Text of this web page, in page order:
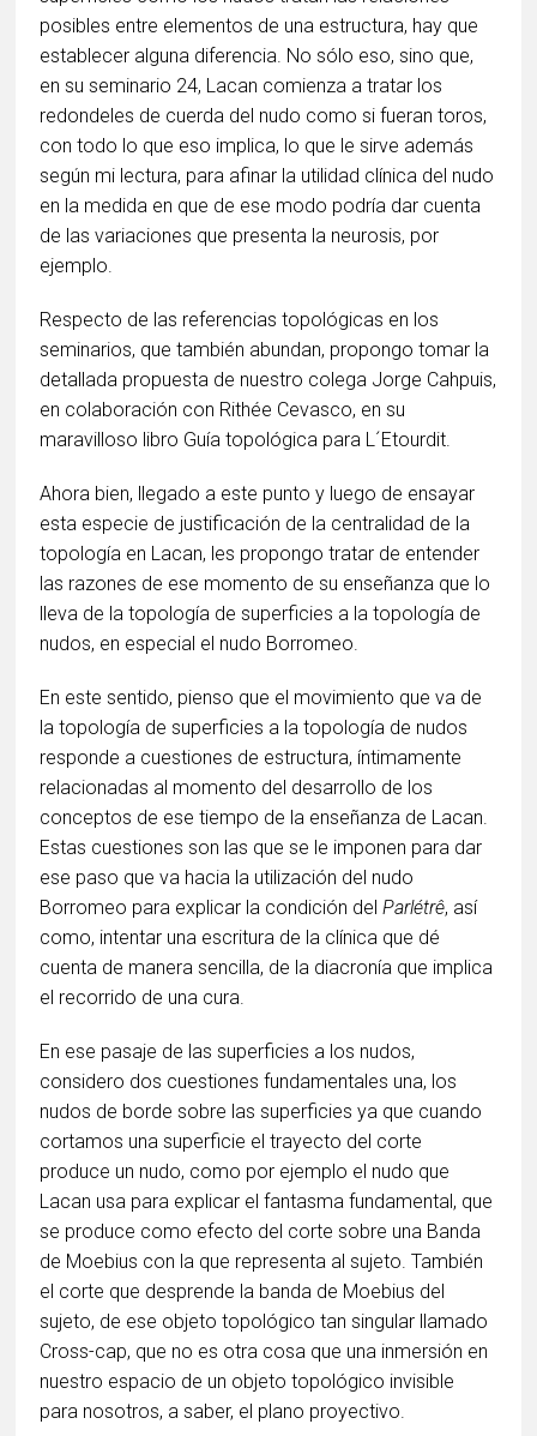
posibles entre elementos de una estructura, hay que
establecer alguna diferencia. No sólo eso, sino que,
en su seminario 24, Lacan comienza a tratar los
redondeles de cuerda del nudo como si fueran toros,
con todo lo que eso implica, lo que le sirve además
según mi lectura, para afinar la utilidad clínica del nudo
en la medida en que de ese modo podría dar cuenta
de las variaciones que presenta la neurosis, por
ejemplo.
Respecto de las referencias topológicas en los
seminarios, que también abundan, propongo tomar la
detallada propuesta de nuestro colega Jorge Cahpuis,
en colaboración con Rithée Cevasco, en su
maravilloso libro Guía topológica para L´Etourdit.
Ahora bien, llegado a este punto y luego de ensayar
esta especie de justificación de la centralidad de la
topología en Lacan, les propongo tratar de entender
las razones de ese momento de su enseñanza que lo
lleva de la topología de superficies a la topología de
nudos, en especial el nudo Borromeo.
En este sentido, pienso que el movimiento que va de
la topología de superficies a la topología de nudos
responde a cuestiones de estructura, íntimamente
relacionadas al momento del desarrollo de los
conceptos de ese tiempo de la enseñanza de Lacan.
Estas cuestiones son las que se le imponen para dar
ese paso que va hacia la utilización del nudo
Borromeo para explicar la condición delParlétrê, así
como, intentar una escritura de la clínica que dé
cuenta de manera sencilla, de la diacronía que implica
el recorrido de una cura.
En ese pasaje de las superficies a los nudos,
considero dos cuestiones fundamentales una, los
nudos de borde sobre las superficies ya que cuando
cortamos una superficie el trayecto del corte
produce un nudo, como por ejemplo el nudo que
Lacan usa para explicar el fantasma fundamental, que
se produce como efecto del corte sobre una Banda
de Moebius con la que representa al sujeto. También
el corte que desprende la banda de Moebius del
sujeto, de ese objeto topológico tan singular llamado
Cross-cap, que no es otra cosa que una inmersión en
nuestro espacio de un objeto topológico invisible
para nosotros, a saber, el plano proyectivo.